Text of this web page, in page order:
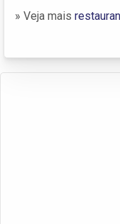
» Veja mais